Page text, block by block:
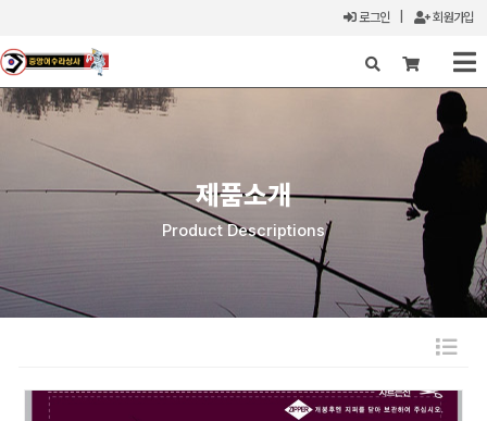
로그인 회원가입
X
제품소개
Product Descriptions